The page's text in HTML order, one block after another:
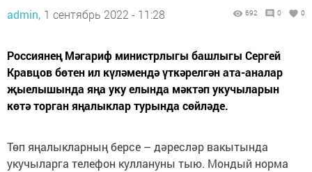
admin, 1 сентябрь 2022 - 11:28 692 0 0
Россиянең Мәгариф министрлыгы башлыгы Сергей
Кравцов бөтен ил күләмендә үткәрелгән ата-аналар
җыелышында яңа уку елында мәктәп укучыларын
көтә торган яңалыклар турында сөйләде.
Төп яңалыкларның берсе – дәресләр вакытында
укучыларга телефон куллануны тыю. Мондый норма